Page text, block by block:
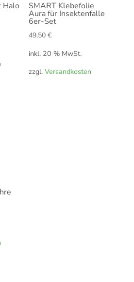
Halo SMART Klebefolie
Aura für Insektenfalle
6er-Set
49,50€
inkl. 20 % MwSt.
zzgl.Versandkosten